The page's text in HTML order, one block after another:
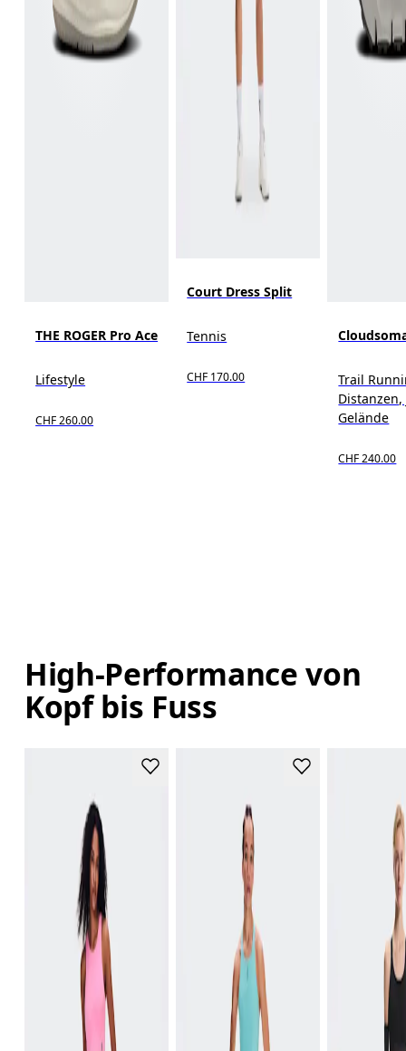
THE ROGER Pro Ace
Lifestyle
CHF 260.00
Court Dress Split
Tennis
CHF 170.00
Trail
Distanzen,
Gelände
CHF 240.00
High-Performance von
Kopf bis Fuss